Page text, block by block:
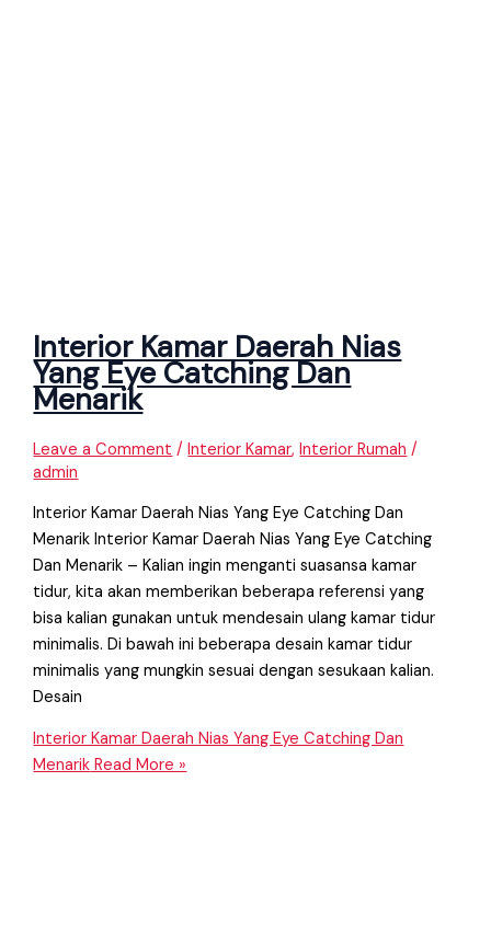
Interior Kamar Daerah Nias
Yang Eye Catching Dan
Menarik
Leave a Comment /Interior Kamar,Interior Rumah /
admin
Interior Kamar Daerah Nias Yang Eye Catching Dan
Menarik Interior Kamar Daerah Nias Yang Eye Catching
Dan Menarik – Kalian ingin menganti suasansa kamar
tidur, kita akan memberikan beberapa referensi yang
bisa kalian gunakan untuk mendesain ulang kamar tidur
minimalis. Di bawah ini beberapa desain kamar tidur
minimalis yang mungkin sesuai dengan sesukaan kalian.
Desain
Interior Kamar Daerah Nias Yang Eye Catching Dan
Menarik Read More »